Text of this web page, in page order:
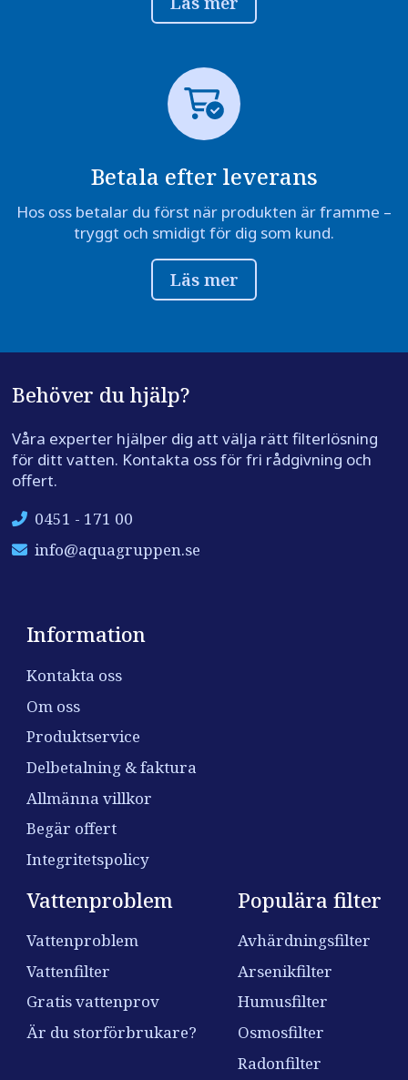
Betala efter leverans
Hos oss betalar du först när produkten är framme –
tryggt och smidigt för dig som kund.
Läs mer
Behöver du hjälp?
Våra experter hjälper dig att välja rätt filterlösning
för ditt vatten. Kontakta oss för fri rådgivning och
offert.
0451 - 171 00
info@aquagruppen.se
Information
Kontakta oss
Om oss
Produktservice
Delbetalning & faktura
Allmänna villkor
Begär offert
Integritetspolicy
Vattenproblem
Vattenproblem
Vattenfilter
Gratis vattenprov
Är du storförbrukare?
Populära filter
Avhärdningsfilter
Arsenikfilter
Humusfilter
Osmosfilter
Radonfilter